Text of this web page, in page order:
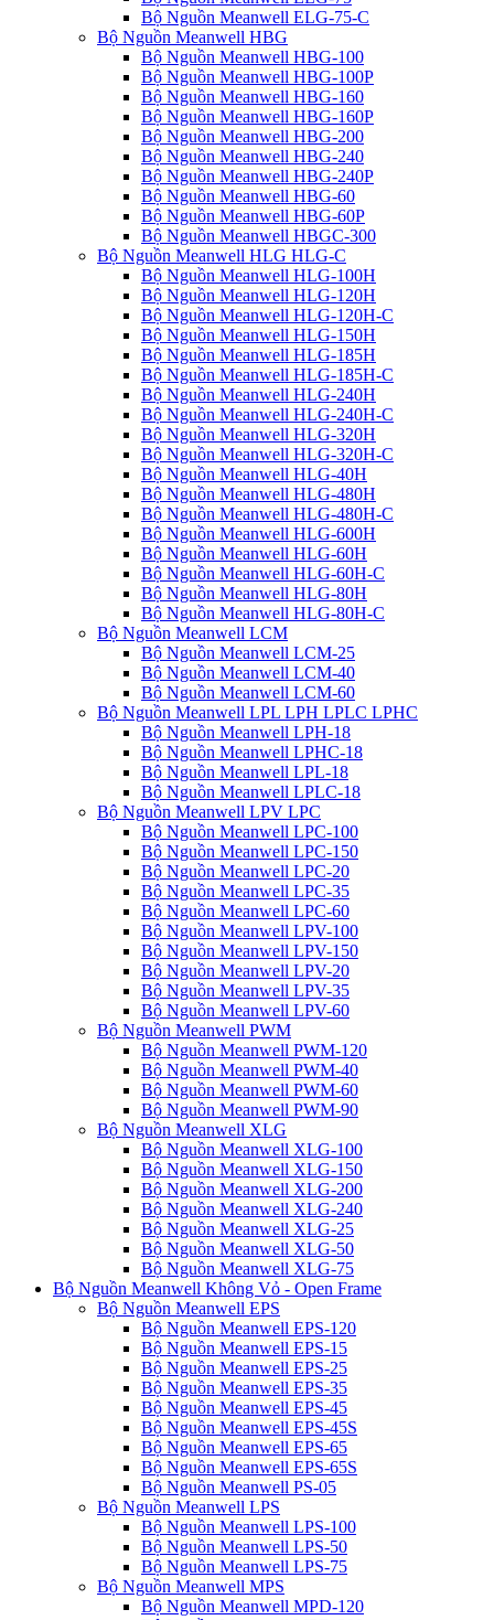
Bộ Nguồn Meanwell ELG-75-C
Bộ Nguồn Meanwell HBG
Bộ Nguồn Meanwell HBG-100
Bộ Nguồn Meanwell HBG-100P
Bộ Nguồn Meanwell HBG-160
Bộ Nguồn Meanwell HBG-160P
Bộ Nguồn Meanwell HBG-200
Bộ Nguồn Meanwell HBG-240
Bộ Nguồn Meanwell HBG-240P
Bộ Nguồn Meanwell HBG-60
Bộ Nguồn Meanwell HBG-60P
Bộ Nguồn Meanwell HBGC-300
Bộ Nguồn Meanwell HLG HLG-C
Bộ Nguồn Meanwell HLG-100H
Bộ Nguồn Meanwell HLG-120H
Bộ Nguồn Meanwell HLG-120H-C
Bộ Nguồn Meanwell HLG-150H
Bộ Nguồn Meanwell HLG-185H
Bộ Nguồn Meanwell HLG-185H-C
Bộ Nguồn Meanwell HLG-240H
Bộ Nguồn Meanwell HLG-240H-C
Bộ Nguồn Meanwell HLG-320H
Bộ Nguồn Meanwell HLG-320H-C
Bộ Nguồn Meanwell HLG-40H
Bộ Nguồn Meanwell HLG-480H
Bộ Nguồn Meanwell HLG-480H-C
Bộ Nguồn Meanwell HLG-600H
Bộ Nguồn Meanwell HLG-60H
Bộ Nguồn Meanwell HLG-60H-C
Bộ Nguồn Meanwell HLG-80H
Bộ Nguồn Meanwell HLG-80H-C
Bộ Nguồn Meanwell LCM
Bộ Nguồn Meanwell LCM-25
Bộ Nguồn Meanwell LCM-40
Bộ Nguồn Meanwell LCM-60
Bộ Nguồn Meanwell LPL LPH LPLC LPHC
Bộ Nguồn Meanwell LPH-18
Bộ Nguồn Meanwell LPHC-18
Bộ Nguồn Meanwell LPL-18
Bộ Nguồn Meanwell LPLC-18
Bộ Nguồn Meanwell LPV LPC
Bộ Nguồn Meanwell LPC-100
Bộ Nguồn Meanwell LPC-150
Bộ Nguồn Meanwell LPC-20
Bộ Nguồn Meanwell LPC-35
Bộ Nguồn Meanwell LPC-60
Bộ Nguồn Meanwell LPV-100
Bộ Nguồn Meanwell LPV-150
Bộ Nguồn Meanwell LPV-20
Bộ Nguồn Meanwell LPV-35
Bộ Nguồn Meanwell LPV-60
Bộ Nguồn Meanwell PWM
Bộ Nguồn Meanwell PWM-120
Bộ Nguồn Meanwell PWM-40
Bộ Nguồn Meanwell PWM-60
Bộ Nguồn Meanwell PWM-90
Bộ Nguồn Meanwell XLG
Bộ Nguồn Meanwell XLG-100
Bộ Nguồn Meanwell XLG-150
Bộ Nguồn Meanwell XLG-200
Bộ Nguồn Meanwell XLG-240
Bộ Nguồn Meanwell XLG-25
Bộ Nguồn Meanwell XLG-50
Bộ Nguồn Meanwell XLG-75
Bộ Nguồn Meanwell Không Vỏ - Open Frame
Bộ Nguồn Meanwell EPS
Bộ Nguồn Meanwell EPS-120
Bộ Nguồn Meanwell EPS-15
Bộ Nguồn Meanwell EPS-25
Bộ Nguồn Meanwell EPS-35
Bộ Nguồn Meanwell EPS-45
Bộ Nguồn Meanwell EPS-45S
Bộ Nguồn Meanwell EPS-65
Bộ Nguồn Meanwell EPS-65S
Bộ Nguồn Meanwell PS-05
Bộ Nguồn Meanwell LPS
Bộ Nguồn Meanwell LPS-100
Bộ Nguồn Meanwell LPS-50
Bộ Nguồn Meanwell LPS-75
Bộ Nguồn Meanwell MPS
Bộ Nguồn Meanwell MPD-120